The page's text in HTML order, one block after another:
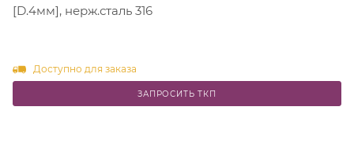
[D.4мм], нерж.сталь 316
Доступно для заказа
ЗАПРОСИТЬ ТКП